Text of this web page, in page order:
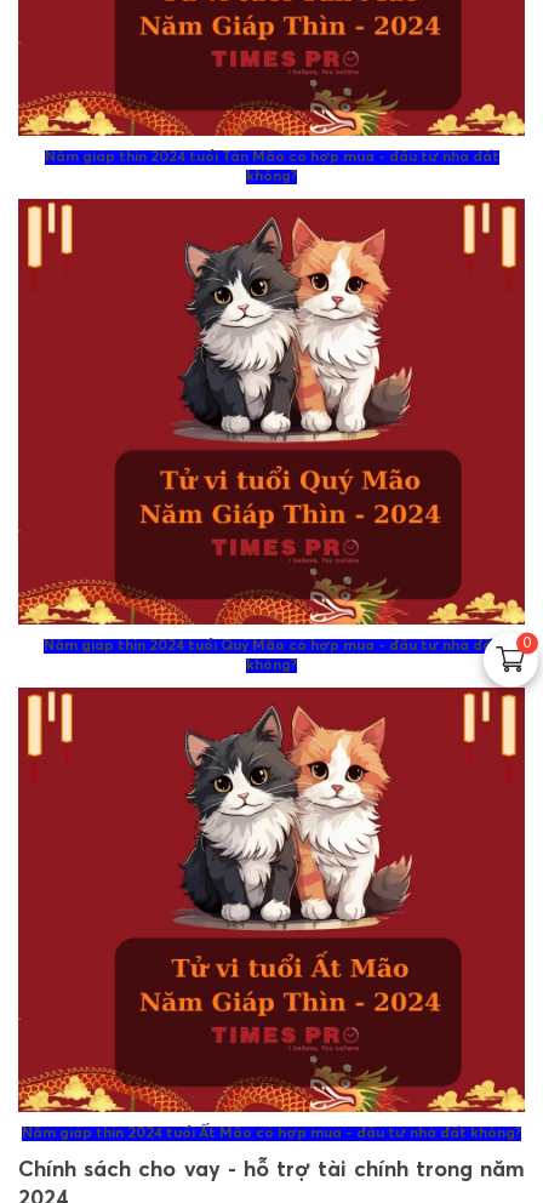
0
Năm giáp thìn 2024 tuổi Tân Mão có hợp mua - đầu tư nhà đất
không?
Năm giáp thìn 2024 tuổi Quý Mão có hợp mua - đầu tư nhà đất
không?
Năm giáp thìn 2024 tuổi Ất Mão có hợp mua - đầu tư nhà đất không?
Chính sách cho vay - hỗ trợ tài chính trong năm